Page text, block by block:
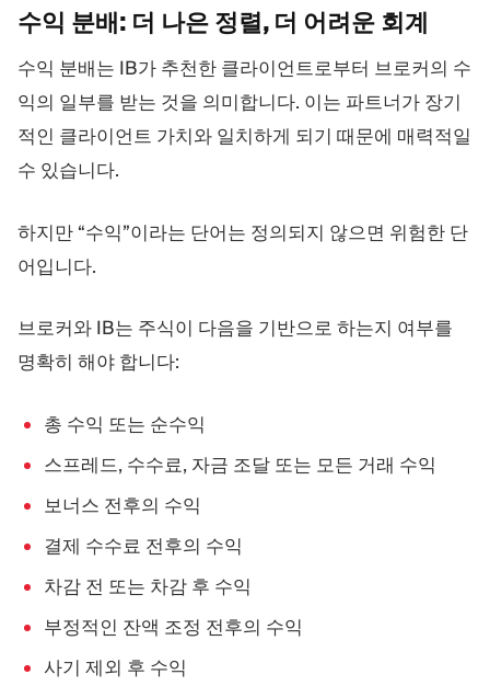
수익 분배: 더 나은 정렬, 더 어려운 회계
수익 분배는 IB가 추천한 클라이언트로부터 브로커의 수
익의 일부를 받는 것을 의미합니다. 이는 파트너가 장기
적인 클라이언트 가치와 일치하게 되기 때문에 매력적일
수 있습니다.
하지만 “수익”이라는 단어는 정의되지 않으면 위험한 단
어입니다.
브로커와 IB는 주식이 다음을 기반으로 하는지 여부를
명확히 해야 합니다:
총 수익 또는 순수익
스프레드, 수수료, 자금 조달 또는 모든 거래 수익
보너스 전후의 수익
결제 수수료 전후의 수익
차감 전 또는 차감 후 수익
부정적인 잔액 조정 전후의 수익
사기 제외 후 수익